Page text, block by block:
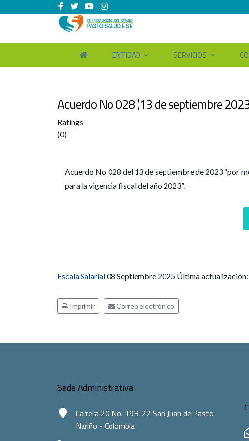
ENTIDAD SERVICIOS
Acuerdo No 028 (13 de septiembre
Ratings
(0)
Acuerdo No 028 del 13 de septiembre de 2023 “por
para la vigencia fiscal del año 2023”.
Escala Salarial08 Septiembre 2025 Última
Imprimir Correo electrónico
Sede Administrativa
Carrera 20 No. 19B-22 San Juan de Pasto
Nariño - Colombia